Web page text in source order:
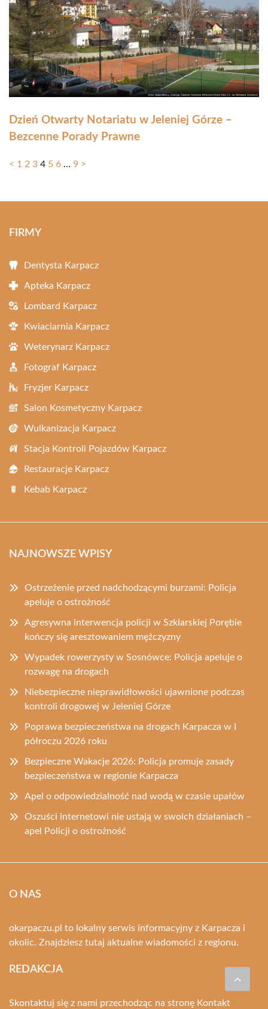
Dzień Otwarty Notariatu w Jeleniej Górze –
Bezcenne Porady Prawne
< 1 2 3 4 5 6 … 9 >
FIRMY
Dentysta Karpacz
Apteka Karpacz
Lombard Karpacz
Kwiaciarnia Karpacz
Weterynarz Karpacz
Fotograf Karpacz
Fryzjer Karpacz
Salon Kosmetyczny Karpacz
Wulkanizacja Karpacz
Stacja Kontroli Pojazdów Karpacz
Restauracje Karpacz
Kebab Karpacz
NAJNOWSZE WPISY
Ostrzeżenie przed nadchodzącymi burzami: Policja
apeluje o ostrożność
Agresywna interwencja policji w Szklarskiej Porębie
kończy się aresztowaniem mężczyzny
Wypadek rowerzysty w Sosnówce: Policja apeluje o
rozwagę na drogach
Niebezpieczne nieprawidłowości ujawnione podczas
kontroli drogowej w Jeleniej Górze
Poprawa bezpieczeństwa na drogach Karpacza w I
półroczu 2026 roku
Bezpieczne Wakacje 2026: Policja promuje zasady
bezpieczeństwa w regionie Karpacza
Apel o odpowiedzialność nad wodą w czasie upałów
Oszuści internetowi nie ustają w swoich działaniach –
apel Policji o ostrożność
O NAS
okarpaczu.pl to lokalny serwis informacyjny z Karpacza i
okolic. Znajdziesz tutaj aktualne wiadomości z regionu.
REDAKCJA
Skontaktuj się z nami przechodząc na stronę Kontakt